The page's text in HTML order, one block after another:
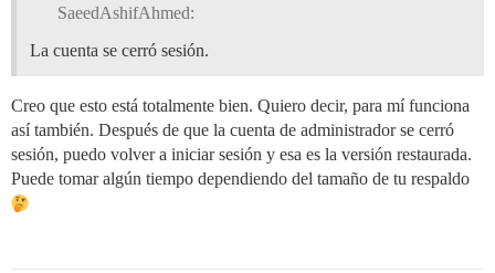
SaeedAshifAhmed:
La cuenta se cerró sesión.
Creo que esto está totalmente bien. Quiero decir, para mí funciona
así también. Después de que la cuenta de administrador se cerró
sesión, puedo volver a iniciar sesión y esa es la versión restaurada.
Puede tomar algún tiempo dependiendo del tamaño de tu respaldo